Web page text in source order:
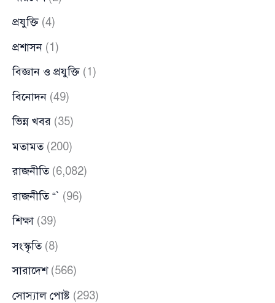
প্রযুক্তি (4)
প্রশাসন (1)
বিজ্ঞান ও প্রযুক্তি (1)
বিনোদন (49)
ভিন্ন খবর (35)
মতামত(200)
রাজনীতি(6,082)
রাজনীতি “` (96)
শিক্ষা (39)
সংস্কৃতি(8)
সারাদেশ(566)
সোস্যাল পোষ্ট (293)